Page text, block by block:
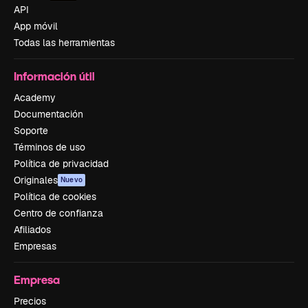
API
App móvil
Todas las herramientas
Información útil
Academy
Documentación
Soporte
Términos de uso
Política de privacidad
Originales Nuevo
Política de cookies
Centro de confianza
Afiliados
Empresas
Empresa
Precios